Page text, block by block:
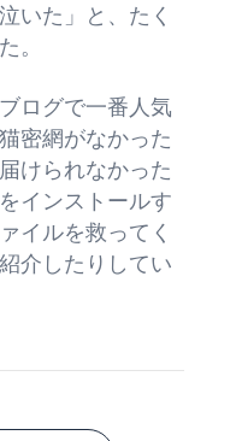
いた」と、たく
。
ログで一番人気
密網がなかった
けられなかった
インストールす
イルを救ってく
介したりしてい